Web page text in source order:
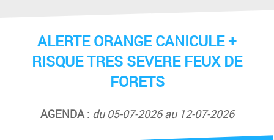
ALERTE ORANGE CANICULE +
RISQUE TRES SEVERE FEUX DE
FORETS
AGENDA : du 05-07-2026 au 12-07-2026